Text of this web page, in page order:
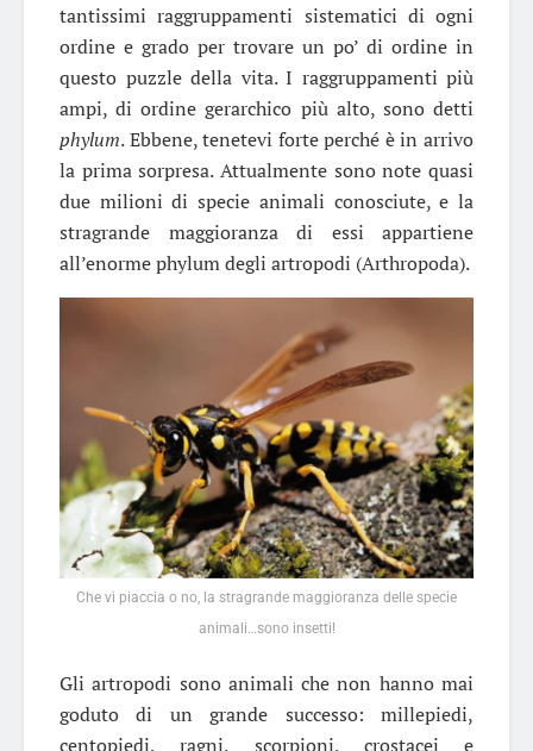
tantissimi raggruppamenti sistematici di ogni
ordine e grado per trovare un po’ di ordine in
questo puzzle della vita. I raggruppamenti più
ampi, di ordine gerarchico più alto, sono detti
phylum. Ebbene, tenetevi forte perché è in arrivo
la prima sorpresa. Attualmente sono note quasi
due milioni di specie animali conosciute, e la
stragrande maggioranza di essi appartiene
all’enorme phylum degli artropodi (Arthropoda).
Che vi piaccia o no, la stragrande maggioranza delle specie
animali…sono insetti!
Gli artropodi sono animali che non hanno mai
goduto di un grande successo: millepiedi,
centopiedi, ragni, scorpioni, crostacei e